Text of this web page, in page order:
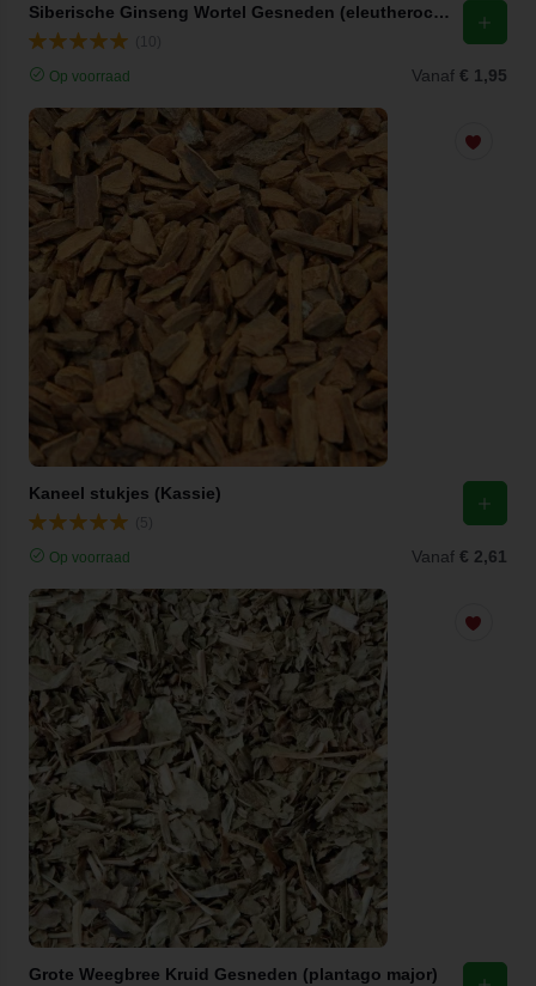
Siberische Ginseng Wortel Gesneden (eleutherococcus senticosus) / Ci wǔ jia
Op voorraad Vanaf € 1,95
Kaneel stukjes (Kassie)
Op voorraad Vanaf € 2,61
Grote Weegbree Kruid Gesneden (plantago major)